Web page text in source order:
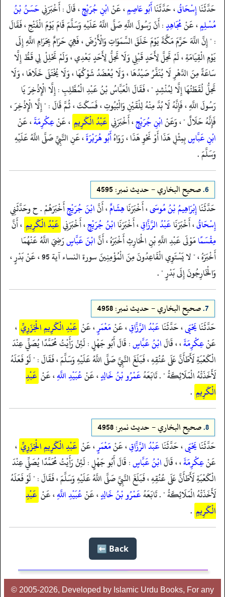
حَدَّثَنَاإِسْحَاقُ، حَدَّثَنَاأَبُو عَاصِمٍ، عَنْابْنِ جُرَيْجٍ، قَالَ : أَخْبَرَنِيحَسَنُ بْنُ
مُسْلِمٍ، عَنْمُجَاهِدٍ: أَنّ رَسُولَ اللَّهِ صَلَّى اللَّهُ عَلَيْهِ وَسَلَّمَ قَامَ يَوْمَ الْفَتْحِ ، فَقَالَ
: " إِنَّ اللَّهَ حَرَّمَ مَكَّةَ يَوْمَ خَلَقَ السَّمَوَاتِ وَالْأَرْضَ ، فَهِيَ حَرَامٌ بِحَرَامِ اللَّهِ إِلَى
يَوْمِ الْقِيَامَةِ ، لَمْ تَحِلَّ لِأَحَدٍ قَبْلِي وَلَا تَحِلُّ لِأَحَدٍ بَعْدِي ، وَلَمْ تَحْلِلْ لِي قَطُّ إِلَّا
سَاعَةً مِنَ الدَّهْرِ لَا يُنَفَّرُ صَيْدُهَا ، وَلَا يُعْضَدُ شَوْكُهَا ، وَلَا يُخْتَلَى خَلَاهَا ، وَلَا
تَحِلُّ لُقَطَتُهَا إِلَّا لِمُنْشِدٍ " ، فَقَالَ الْعَبَّاسُ بْنُ عَبْدِ الْمُطَّلِبِ : إِلَّا الْإِذْخِرَ يَا
رَسُولَ اللَّهِ ، فَإِنَّهُ لَا بُدَّ مِنْهُ لِلْقَيْنِ وَالْبُيُوتِ ، فَسَكَتَ ، ثُمَّ قَالَ : " إِلَّا الْإِذْخِرَ ،
فَإِنَّهُ حَلَالٌ " ، وَعَنْابْنِ جُرَيْجٍ، أَخْبَرَنِي عَبْدُ الْكَرِيمِ ، عَنْعِكْرِمَةَ، عَنْ
ابْنِ عَبَّاسٍبِمِثْلِ هَذَا أَوْ نَحْوِ هَذَا ، رَوَاهُأَبُو هُرَيْرَةَ، عَنِ النَّبِيِّ صَلَّى اللَّهُ عَلَيْهِ
وَسَلَّمَ .
6. صحيح البخاري - حدیث نمبر: 4595
حَدَّثَنَاإِبْرَاهِيمُ بْنُ مُوسَى، أَخْبَرَنَاهِشَامٌ، أَنَّابْنَ جُرَيْجٍأَخْبَرَهُمْ . ح وحَدَّثَنِي
إِسْحَاقُ، أَخْبَرَنَاعَبْدُ الرَّزَّاقِ، أَخْبَرَنَاابْنُ جُرَيْجٍ، أَخْبَرَنِي عَبْدُ الْكَرِيمِ ، أَنَّ
مِقْسَمًامَوْلَى عَبْدِ اللَّهِ بْنِ الْحَارِثِ أَخْبَرَهُ ، أَنَّابْنَ عَبَّاسٍرَضِيَ اللَّهُ عَنْهُمَا
أَخْبَرَهُ ، " لا يَسْتَوِي الْقَاعِدُونَ مِنَ الْمُؤْمِنِينَ سورة النساء آية 95 ، عَنْ بَدْرٍ ،
وَالْخَارِجُونَ إِلَى بَدْرٍ " .
7. صحيح البخاري - حدیث نمبر: 4958
حَدَّثَنَايَحْيَى، حَدَّثَنَاعَبْدُ الرَّزَّاقِ، عَنْمَعْمَرٍ، عَنْ عَبْدِ الْكَرِيمِ الْجَزَرِيِّ ،
عَنْعِكْرِمَةَ، ، قَالَابْنُ عَبَّاسٍ: قَالَ أَبُو جَهْلٍ : لَئِنْ رَأَيْتُ مُحَمَّدًا يُصَلِّي عِنْدَ
الْكَعْبَةِ لَأَطَأَنَّ عَلَى عُنُقِهِ ، فَبَلَغَ النَّبِيَّ صَلَّى اللَّهُ عَلَيْهِ وَسَلَّمَ ، فَقَالَ : " لَوْ فَعَلَهُ
لَأَخَذَتْهُ الْمَلَائِكَةُ " . تَابَعَهُعَمْرُو بْنُ خَالِدٍ، عَنْعُبَيْدِ اللَّهِ، عَنْ عَبْدِ
الْكَرِيمِ .
8. صحيح البخاري - حدیث نمبر: 4958
حَدَّثَنَايَحْيَى، حَدَّثَنَاعَبْدُ الرَّزَّاقِ، عَنْمَعْمَرٍ، عَنْ عَبْدِ الْكَرِيمِ الْجَزَرِيِّ ،
عَنْعِكْرِمَةَ، ، قَالَابْنُ عَبَّاسٍ: قَالَ أَبُو جَهْلٍ : لَئِنْ رَأَيْتُ مُحَمَّدًا يُصَلِّي عِنْدَ
الْكَعْبَةِ لَأَطَأَنَّ عَلَى عُنُقِهِ ، فَبَلَغَ النَّبِيَّ صَلَّى اللَّهُ عَلَيْهِ وَسَلَّمَ ، فَقَالَ : " لَوْ فَعَلَهُ
لَأَخَذَتْهُ الْمَلَائِكَةُ " . تَابَعَهُعَمْرُو بْنُ خَالِدٍ، عَنْعُبَيْدِ اللَّهِ، عَنْ عَبْدِ
الْكَرِيمِ .
Back ⬅️
© 2005-2026, Developed by Islamic Urdu Books, For any